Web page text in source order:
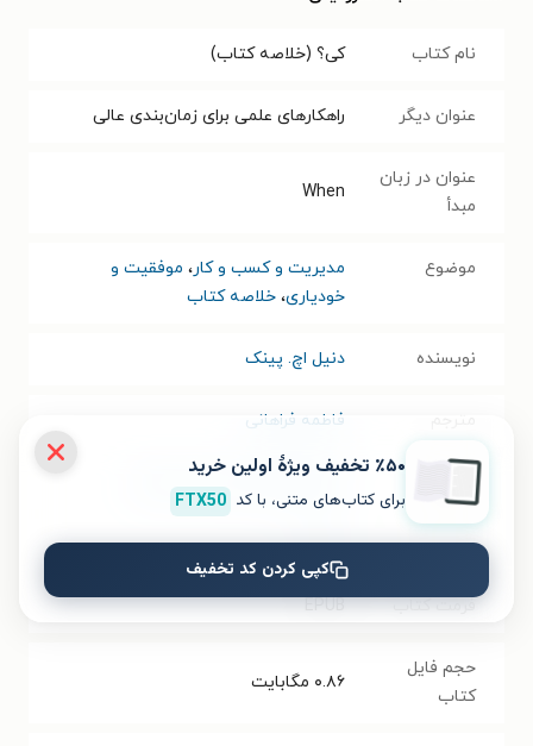
نام کتاب کی؟ (خلاصه کتاب)
عنوان دیگر راهکارهای علمی برای زمان‌بندی عالی
عنوان در زبان
مبدأ
When
موضوع مدیریت و کسب و کار، موفقیت و
خودیاری، خلاصه کتاب
نویسنده دنیل اچ. پینک
فاطمه فراهانی
گروه گردآوری و ترجمه سبکتو
انتشارات سبکتو
فرمت کتاب EPUB
حجم فایل
کتاب
۰.۸۶ مگابایت
٪۵۰ تخفیف ویژۀ اولین خرید
برای کتاب‌های متنی، با کد FTX50
کپی کردن کد تخفیف